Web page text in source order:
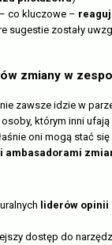
co kluczowe –
sugestie zostały
zmiany w
zawsze idzie w
którym inni
oni mogą stać się
ambasadorami
liderów opinii
dostęp do